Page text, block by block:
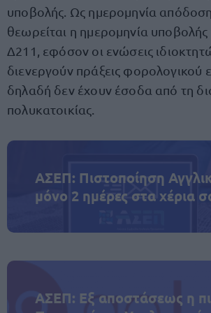
υποβολής. Ως ημερομηνία
θεωρείται η ημερομηνία
Δ211, εφόσον οι ενώσεις
διενεργούν πράξεις φορολογικού
δηλαδή δεν έχουν έσοδα από τη
πολυκατοικίας.
ΑΣΕΠ: Πιστοποίηση
μόνο 2 ημέρες στα χέρια
ΑΣΕΠ: Εξ αποστάσεως η